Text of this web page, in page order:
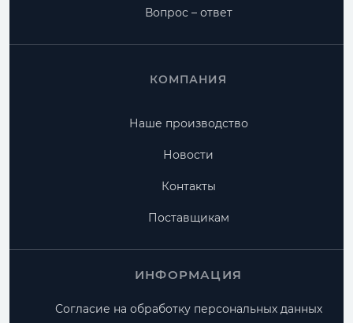
Вопрос – ответ
КОМПАНИЯ
Наше производство
Новости
Контакты
Поставщикам
ИНФОРМАЦИЯ
Согласие на обработку персональных данных